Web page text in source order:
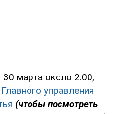
марта около 2:00,
Главного управления
(чтобы посмотреть